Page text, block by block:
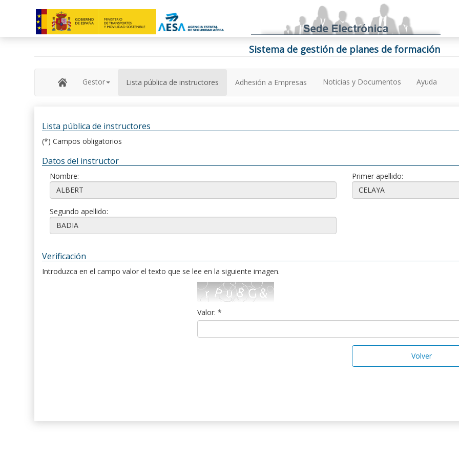
Sistema de gestión de planes de formación
Gestor Lista pública de instructores Adhesión a Empresas Noticias y Documentos Ayuda
Lista pública de instructores
(*) Campos obligatorios
Datos del instructor
Nombre: Primer apellido:
Segundo apellido:
Verificación
Introduzca en el campo valor el texto que se lee en la siguiente imagen.
Valor: *
Volver